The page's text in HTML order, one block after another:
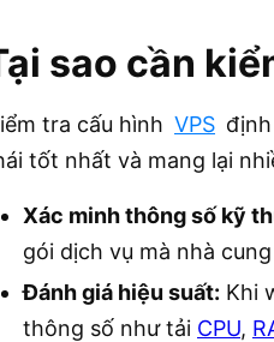
sao cần
tra cấu hình VPS
tốt nhất và mang lại
Xác minh thông số kỹ
gói dịch vụ mà nhà
Đánh giá hiệu suất: Khi
thông số như tải CPU,